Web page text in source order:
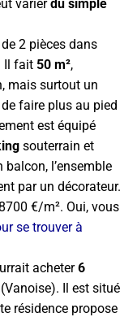
varierdu simple
2 pièces dans
Il fait 50 m²,
mais surtout un
faire plus au pied
est équipé
souterrain et
balcon, l’ensemble
par un décorateur.
€/m². Oui, vous
se trouver à
acheter6
(Vanoise). Il est situé
résidence propose